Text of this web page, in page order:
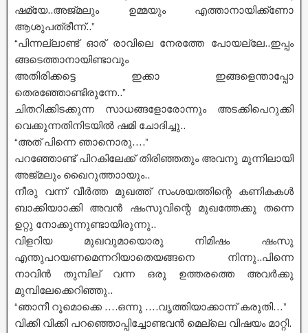
ഷമ്യേ..അജ്മലും ഉമ്മയും എത്താനായിക്ക്ണോ
ആശുപത്രീന്ന്..”
“പിന്നല്ലാണ്ട് ഓര് രാവിലെ നേരത്തേ പോയല്ലേ..ഇപ്പം
ങ്ങടെത്താനായിണ്ടാവും
അതിരിക്കട്ടെ ഇക്കാ ഇങ്ങളെന്താപ്പോ
തെരഞ്ഞോണ്ടിരുന്നേ..”
ചിതറിക്കിടക്കുന്ന സാധങ്ങളോരോന്നും അടക്കിപെറുക്കി
വെക്കുന്നതിനിടയിൽ ഷമി ചോദിച്ചു..
“അത് പിന്നെ ഞാനൊരു….”
പറഞ്ഞോണ്ട് പിറകിലേക്ക് തിരിഞ്ഞതും അവനു മുന്നിലായി
അജ്മലും ഖൈറുത്താായും..
നീരു വന്ന് വീർത്ത മുഖത്ത് സംശയത്തിന്റെ കണികകൾ
ബാക്കിയാാക്കി അവൻ ഷംസുവിന്റെ മുഖത്തേക്കു തന്നെ
ഉറ്റു നോക്കുന്നുണ്ടായിരുന്നു..
വിളറിയ മുഖവുമായൊരു നിമിഷം ഷംസു
എന്തുപറയണമെന്നറിയാതെയങ്ങനെ നിന്നു..പിന്നെ
നാവിൻ തുമ്പില് വന്ന ഒരു ഉത്തരത്തെ അവർക്കു
മുമ്പിലേക്കെറിഞ്ഞു..
“ഞാനീ റൂമൊക്കെ ….ഒന്നു ….വൃത്തിയാക്കാന്ന് കരുതി…”
വിക്കി വിക്കി പറഞ്ഞൊപ്പിച്ചോണ്ടവൻ മെല്ലെ വിഷയം മാറ്റി.